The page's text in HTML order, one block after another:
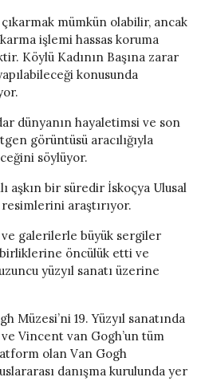
mümkün olabilir, ancak
işlemi hassas koruma
Köylü Kadının Başına zarar
konusunda
dünyanın hayaletimsi ve son
görüntüsü aracılığıyla
söylüyor.
aşkın bir süredir İskoçya Ulusal
araştırıyor.
galerilerle büyük sergiler
öncülük etti ve
yüzyıl sanatı üzerine
Müzesi’ni 19. Yüzyıl sanatında
Vincent van Gogh’un tüm
olan Van Gogh
danışma kurulunda yer